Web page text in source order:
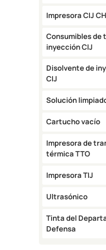
Impresora CIJ
Consumibles de
inyección CIJ
Disolvente de
CIJ
Solución
Cartucho vacío
Impresora de
térmica TTO
Impresora TIJ
Ultrasónico
Tinta del
Defensa